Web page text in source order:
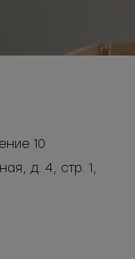
10
д. 4, стр. 1,